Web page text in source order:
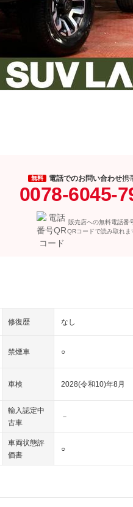
無料 電話でのお問い合わせ携
0078-6045-
販売店への無料電話番
QRコードで読み取れま
修復歴 なし
禁煙車 ○
車検 2028(令和10)年8月
輸入認定中
古車
－
車両状態評
価書
○